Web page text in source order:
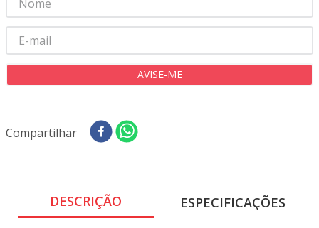
Compartilhar
DESCRIÇÃO ESPECIFICAÇÕES